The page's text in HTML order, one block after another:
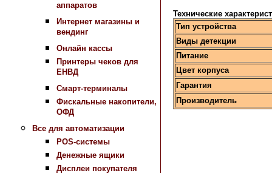
аппаратов
Интернет магазины и
вендинг
Онлайн кассы
Принтеры чеков для
ЕНВД
Смарт-терминалы
Фискальные накопители,
ОФД
Все для автоматизации
POS-системы
Денежные ящики
Дисплеи покупателя
Технические
Тип устройства
Виды детекции
Питание
Цвет корпуса
Гарантия